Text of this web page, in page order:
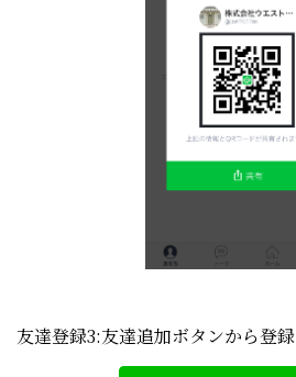
友達登録3:友達追加ボタンから登録